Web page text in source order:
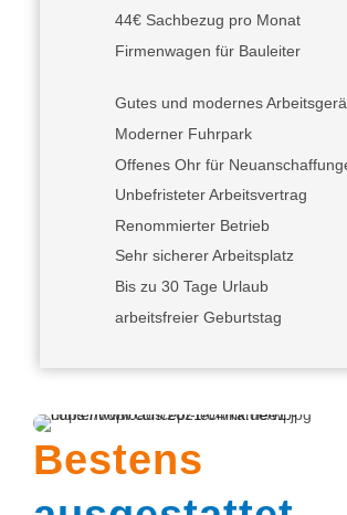
44€ Sachbezug pro Monat
Firmenwagen für Bauleiter
Gutes und modernes
Moderner Fuhrpark
Offenes Ohr für
Unbefristeter Arbeitsvertrag
Renommierter Betrieb
Sehr sicherer Arbeitsplatz
Bis zu 30 Tage Urlaub
arbeitsfreier Geburtstag
Bestens